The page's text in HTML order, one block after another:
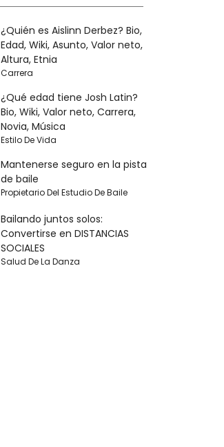
¿Quién es Aislinn Derbez? Bio,
Edad, Wiki, Asunto, Valor neto,
Altura, Etnia
Carrera
¿Qué edad tiene Josh Latin?
Bio, Wiki, Valor neto, Carrera,
Novia, Música
Estilo De Vida
Mantenerse seguro en la pista
de baile
Propietario Del Estudio De Baile
Bailando juntos solos:
Convertirse en DISTANCIAS
SOCIALES
Salud De La Danza